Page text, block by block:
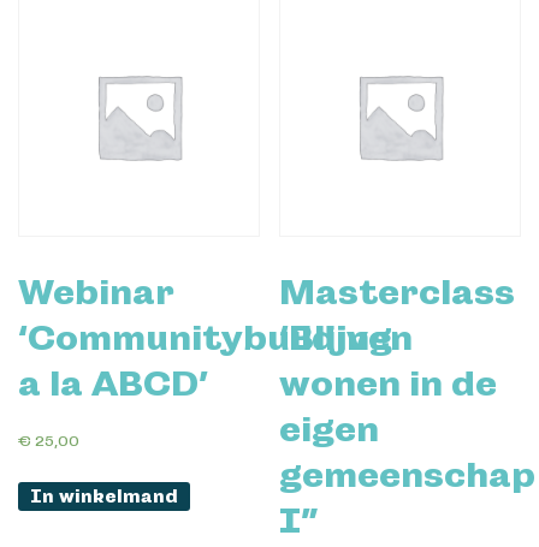
Webinar
‘Communitybuilding
a la ABCD’
€ 25,00
In winkelmand
Masterclass
‘Blijven
wonen in de
eigen
gemeenschap
I”